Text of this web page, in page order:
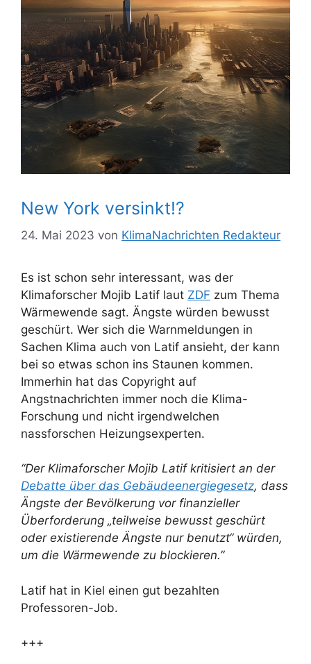
New York versinkt!?
24. Mai 2023 von KlimaNachrichten Redakteur
Es ist schon sehr interessant, was der
Klimaforscher Mojib Latif laut ZDF zum Thema
Wärmewende sagt. Ängste würden bewusst
geschürt. Wer sich die Warnmeldungen in
Sachen Klima auch von Latif ansieht, der kann
bei so etwas schon ins Staunen kommen.
Immerhin hat das Copyright auf
Angstnachrichten immer noch die Klima-
Forschung und nicht irgendwelchen
nassforschen Heizungsexperten.
“Der Klimaforscher Mojib Latif kritisiert an der
Debatte über das Gebäudeenergiegesetz, dass
Ängste der Bevölkerung vor finanzieller
Überforderung „teilweise bewusst geschürt
oder existierende Ängste nur benutzt“ würden,
um die Wärmewende zu blockieren.”
Latif hat in Kiel einen gut bezahlten
Professoren-Job.
+++